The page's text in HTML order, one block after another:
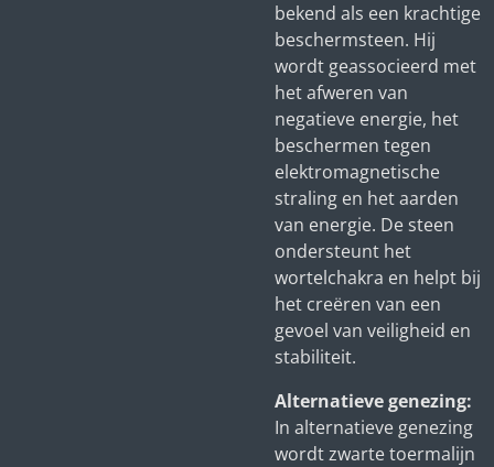
bekend als een krachtige
beschermsteen. Hij
wordt geassocieerd met
het afweren van
negatieve energie, het
beschermen tegen
elektromagnetische
straling en het aarden
van energie. De steen
ondersteunt het
wortelchakra en helpt bij
het creëren van een
gevoel van veiligheid en
stabiliteit.
Alternatieve genezing:
In alternatieve genezing
wordt zwarte toermalijn